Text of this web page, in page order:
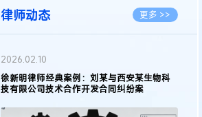
地理标志 更多 >>
集成电路布图设计
律师动态 更多 >>
2026.05.11
徐新明律师接受《天津日报》采访：解读
2025年度天津市专利行政保护案例